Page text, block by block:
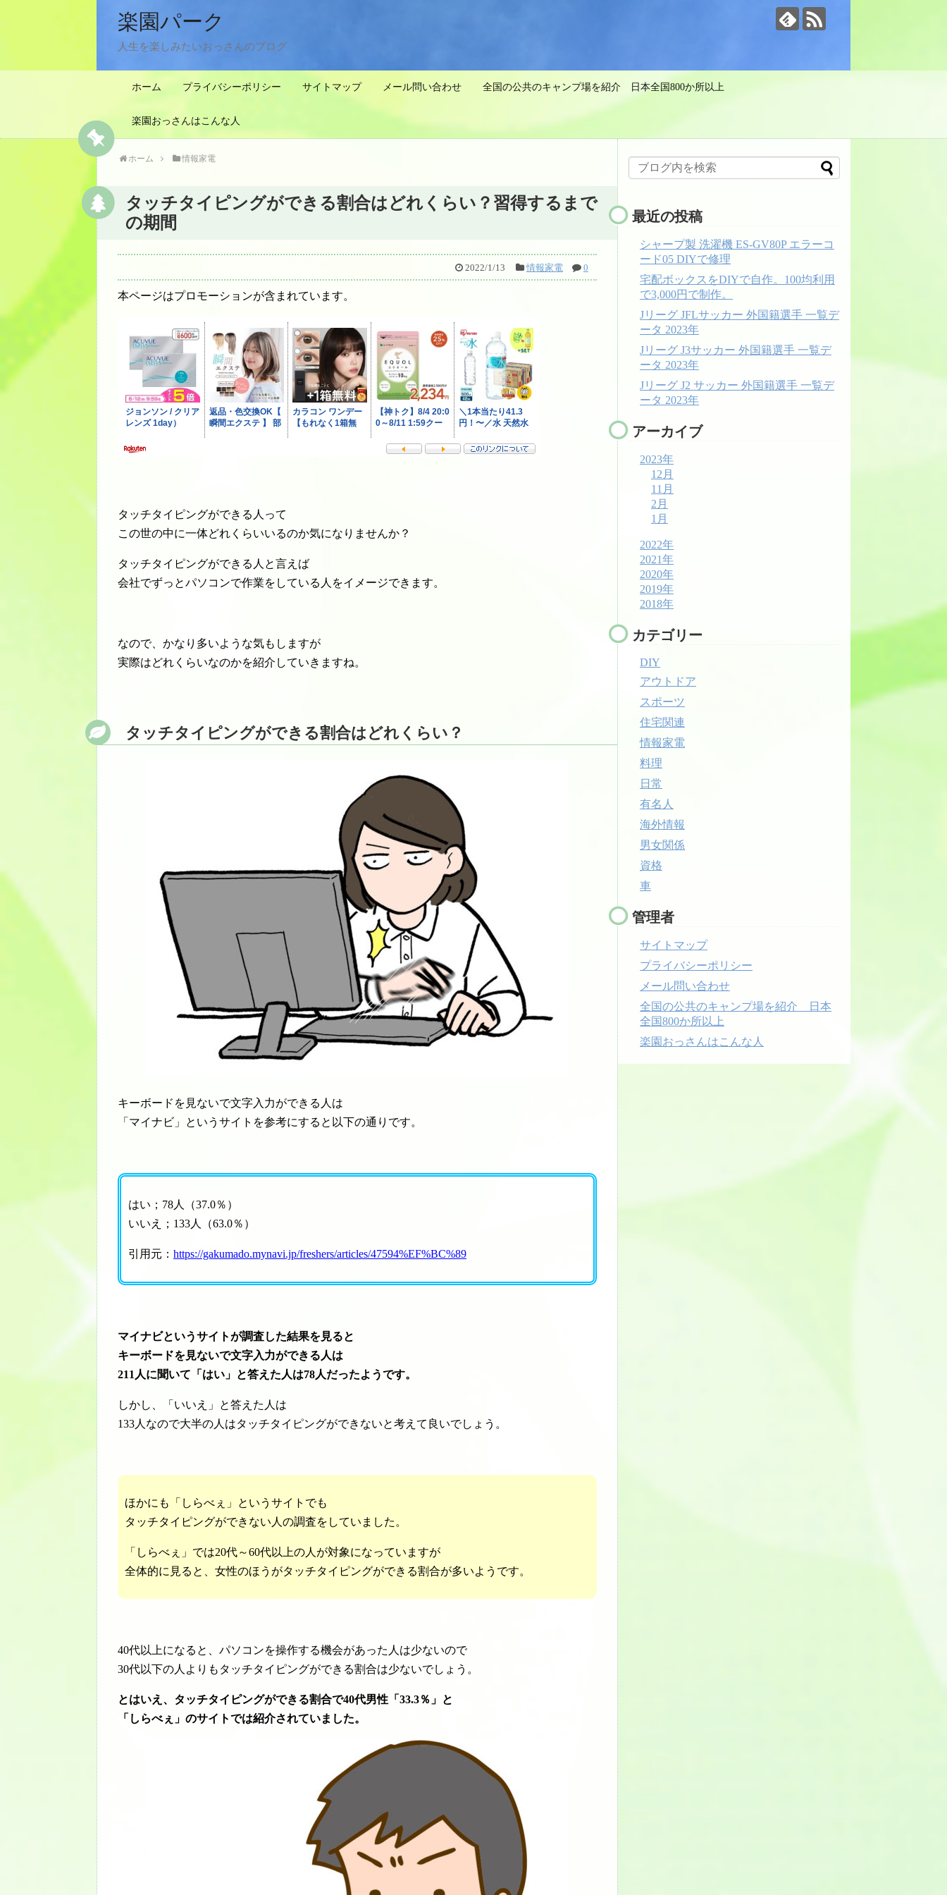
楽園パーク
人生を楽しみたいおっさんのブログ
ホーム プライバシーポリシー サイトマップ メール問い合わせ 全国の公共のキャンプ場を紹介 日本全国800か所以上
楽園おっさんはこんな人
ホーム 情報家電
タッチタイピングができる割合はどれくらい？習得するまで
の期間
2022/1/13 情報家電 0
本ページはプロモーションが含まれています。
タッチタイピングができる人って
この世の中に一体どれくらいいるのか気になりませんか？
タッチタイピングができる人と言えば
会社でずっとパソコンで作業をしている人をイメージできます。
なので、かなり多いような気もしますが
実際はどれくらいなのかを紹介していきますね。
タッチタイピングができる割合はどれくらい？
キーボードを見ないで文字入力ができる人は
「マイナビ」というサイトを参考にすると以下の通りです。
はい；78人（37.0％）
いいえ；133人（63.0％）
引用元： https://gakumado.mynavi.jp/freshers/articles/47594%EF%BC%89
マイナビというサイトが調査した結果を見ると
キーボードを見ないで文字入力ができる人は
211人に聞いて「はい」と答えた人は78人だったようです。
しかし、「いいえ」と答えた人は
133人なので大半の人はタッチタイピングができないと考えて良いでしょう。
ほかにも「しらべぇ」というサイトでも
タッチタイピングができない人の調査をしていました。
「しらべぇ」では20代～60代以上の人が対象になっていますが
全体的に見ると、女性のほうがタッチタイピングができる割合が多いようです。
40代以上になると、パソコンを操作する機会があった人は少ないので
30代以下の人よりもタッチタイピングができる割合は少ないでしょう。
とはいえ、タッチタイピングができる割合で40代男性「33.3％」と
「しらべぇ」のサイトでは紹介されていました。
最近の投稿
シャープ製 洗濯機 ES-GV80P エラーコ
ード05 DIYで修理
宅配ボックスをDIYで自作。100均利用
で3,000円で制作。
Jリーグ JFLサッカー 外国籍選手 一覧デ
ータ 2023年
Jリーグ J3サッカー 外国籍選手 一覧デ
ータ 2023年
Jリーグ J2 サッカー 外国籍選手 一覧デ
ータ 2023年
アーカイブ
2023年
12月
11月
2月
1月
2022年
2021年
2020年
2019年
2018年
カテゴリー
DIY
アウトドア
スポーツ
住宅関連
情報家電
料理
日常
有名人
海外情報
男女関係
資格
車
管理者
サイトマップ
プライバシーポリシー
メール問い合わせ
全国の公共のキャンプ場を紹介 日本
全国800か所以上
楽園おっさんはこんな人